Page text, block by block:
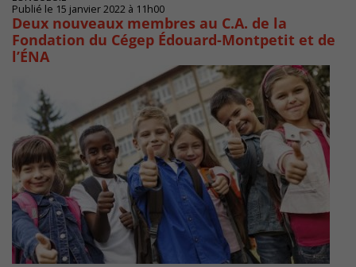
Publié le 15 janvier 2022 à 11h00
Deux nouveaux membres au C.A. de la
Fondation du Cégep Édouard-Montpetit et de
l’ÉNA